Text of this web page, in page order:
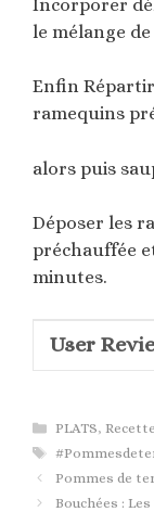
Incorporer
le mélange
Enfin
ramequins
alors puis
Déposer les
préchauffée
minutes.
User
Catégories
PLATS,
Étiquettes
Pommes de
Bouchées :